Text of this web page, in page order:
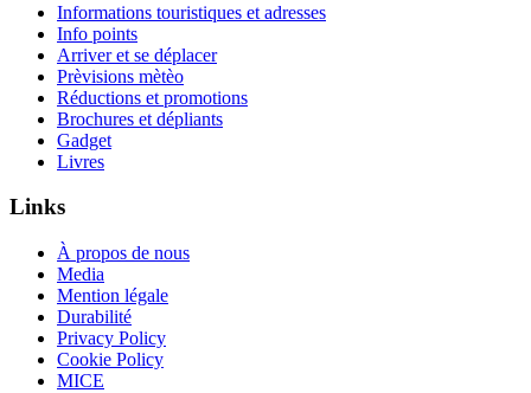
Informations touristiques et adresses
Info points
Arriver et se déplacer
Prèvisions mètèo
Réductions et promotions
Brochures et dépliants
Gadget
Livres
Links
À propos de nous
Media
Mention légale
Durabilité
Privacy Policy
Cookie Policy
MICE